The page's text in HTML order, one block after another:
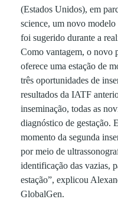
i
l
i
d
a
d
(Estados Unidos), em
science, um novo modelo
foi sugerido durante a
Como vantagem, o novo
oferece uma estação de
três oportunidades de
resultados da IATF
inseminação, todas as
diagnóstico de gestação.
momento da segunda
por meio de
identificação das vazias,
estação”, explicou
GlobalGen.